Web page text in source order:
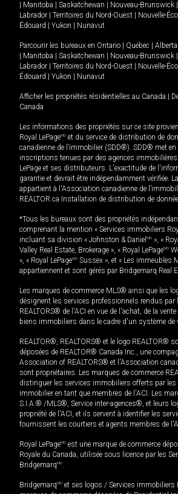
Manitoba Saskatchewan Nouveau-Brunswick
Labrador
Territoires du Nord-Ouest Nouvelle-
Édouard
Yukon Nunavut
Parcourir les bureaux en Ontario Québec Alberta
Manitoba Saskatchewan Nouveau-Brunswick
Labrador
Territoires du Nord-Ouest Nouvelle-
Édouard
Yukon Nunavut
Afficher les propriétés résidentielles au Canada
Canada
Les informations des propriétés sur ce site
Royal LePageMD et du service de distribution de
canadienne de l’immobilier (SDD®). SDD® met en
inscriptions tenues par des agences immobilières
LePage et ses distributeurs. L'exactitude de
garantie et devrait être indépendamment vérifiée.
appartient à l'Association canadienne de
REALTOR.ca Installation de distribution de
*Tous les bureaux sont des propriétés
comprenant la mention « Services immobiliers
incluant sa division « Johnston & Daniel MD », «
Valley Real Estate, Brokerage », « Royal LePageMD
», « Royal LePageMD Sussex », et « Les immeubles
appartiennent et sont gérés par Bridgemarq Real
Les marques de commerce MLS® ainsi que les
désignent les services professionnels rendus par
REALTORS® de l'ACI en vue de l'achat, de la
biens immobiliers dans le cadre d'un système de
REALTOR®, REALTORS® et le logo REALTOR®
déposées de REALTOR® Canada Inc., une
Association of REALTORS® et l'Association
sont propriétaires. Les marques de commerce
distinguer les services immobiliers offerts par les
immobilier en tant que membres de l'ACI. Les
S.I.A.® /MLS®, Service inter-agences®, et leurs
propriété de l'ACI, et ils servent à identifier les
fournissent les courtiers et agents membres de
Royal LePageMD est une marque de commerce
Royale du Canada, utilisée sous licence par les
BridgemarqMD.
BridgemarqMD et ses logos / Services immobiliers